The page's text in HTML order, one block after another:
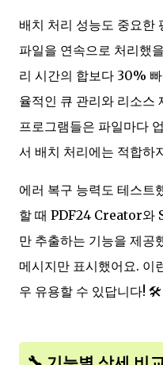
배치 처리 성능도 중요한
파일을 연속으로 처리했
리 시간의 합보다 30%
율적인 큐 관리와 리소스
프로그램들은 파일마다
서 배치 처리에는 적합하
에러 복구 능력도 테스트
할 때 PDF24 Creator와
만 추출하는 기능을 제공
메시지만 표시했어요. 이
우 유용할 수 있답니다! 🛠️